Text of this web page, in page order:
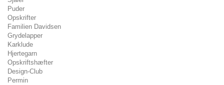
Puder
Opskrifter
Familien Davidsen
Grydelapper
Karklude
Hjertegarn
Opskriftshæfter
Design-Club
Permin